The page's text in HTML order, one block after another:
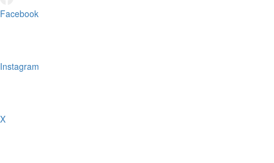
Facebook
Instagram
X